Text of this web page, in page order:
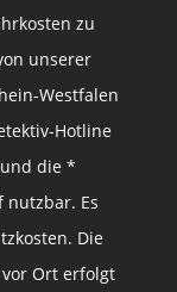
zu
unserer
Westfalen
Hotline
und die *
Es
Die
Ort erfolgt